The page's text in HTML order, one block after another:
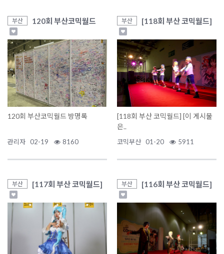
부산 120회 부산코믹월드
120회 부산코믹월드 방명록
관리자 02-19 8160
부산 [118회 부산 코믹월드]
[118회 부산 코믹월드] [이 게시물
은..
코믹부산 01-20 5911
부산 [117회 부산 코믹월드] 부산 [116회 부산 코믹월드]